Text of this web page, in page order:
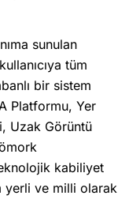
sunulan
tüm
bir sistem
Platformu, Yer
Uzak Görüntü
kabiliyet
yerli ve milli olarak